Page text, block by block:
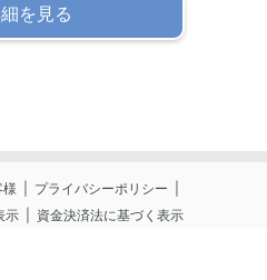
を見る
プライバシーポリシー
示
資金決済法に基づく表示